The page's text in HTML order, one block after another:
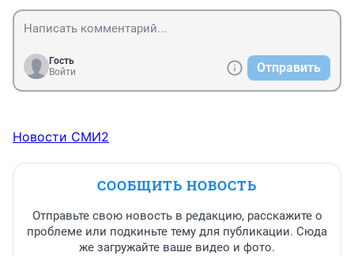
Гость
Войти
Отправить
Новости СМИ2
СООБЩИТЬ НОВОСТЬ
Отправьте свою новость в редакцию, расскажите о
проблеме или подкиньте тему для публикации. Сюда
же загружайте ваше видео и фото.